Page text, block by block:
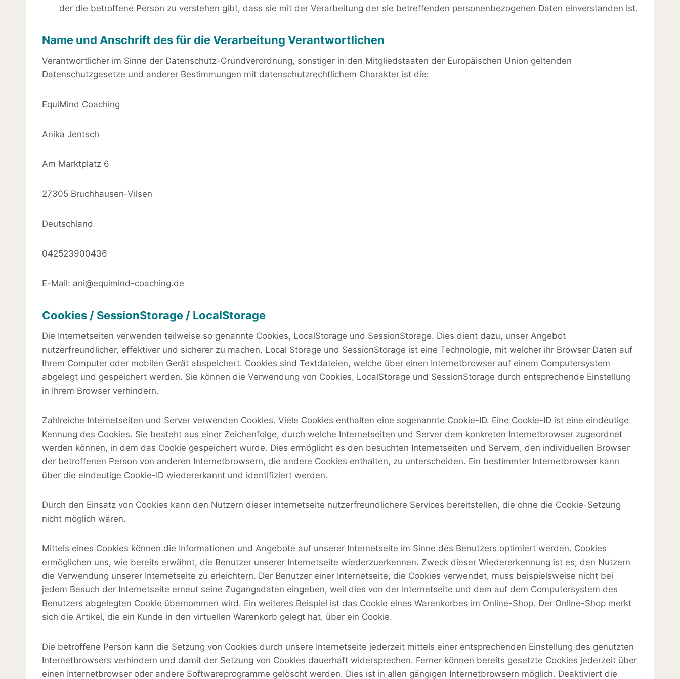
der die betroffene Person zu verstehen gibt, dass sie mit der Verarbeitung der sie betreffenden personenbezogenen Daten einverstanden ist.
Name und Anschrift des für die Verarbeitung Verantwortlichen
Verantwortlicher im Sinne der Datenschutz-Grundverordnung, sonstiger in den Mitgliedstaaten der Europäischen Union geltenden
Datenschutzgesetze und anderer Bestimmungen mit datenschutzrechtlichem Charakter ist die:
EquiMind Coaching
Anika Jentsch
Am Marktplatz 6
27305 Bruchhausen-Vilsen
Deutschland
042523900436
E-Mail: ani@equimind-coaching.de
Cookies / SessionStorage / LocalStorage
Die Internetseiten verwenden teilweise so genannte Cookies, LocalStorage und SessionStorage. Dies dient dazu, unser Angebot
nutzerfreundlicher, effektiver und sicherer zu machen. Local Storage und SessionStorage ist eine Technologie, mit welcher ihr Browser Daten auf
Ihrem Computer oder mobilen Gerät abspeichert. Cookies sind Textdateien, welche über einen Internetbrowser auf einem Computersystem
abgelegt und gespeichert werden. Sie können die Verwendung von Cookies, LocalStorage und SessionStorage durch entsprechende Einstellung
in Ihrem Browser verhindern.
Zahlreiche Internetseiten und Server verwenden Cookies. Viele Cookies enthalten eine sogenannte Cookie-ID. Eine Cookie-ID ist eine eindeutige
Kennung des Cookies. Sie besteht aus einer Zeichenfolge, durch welche Internetseiten und Server dem konkreten Internetbrowser zugeordnet
werden können, in dem das Cookie gespeichert wurde. Dies ermöglicht es den besuchten Internetseiten und Servern, den individuellen Browser
der betroffenen Person von anderen Internetbrowsern, die andere Cookies enthalten, zu unterscheiden. Ein bestimmter Internetbrowser kann
über die eindeutige Cookie-ID wiedererkannt und identifiziert werden.
Durch den Einsatz von Cookies kann den Nutzern dieser Internetseite nutzerfreundlichere Services bereitstellen, die ohne die Cookie-Setzung
nicht möglich wären.
Mittels eines Cookies können die Informationen und Angebote auf unserer Internetseite im Sinne des Benutzers optimiert werden. Cookies
ermöglichen uns, wie bereits erwähnt, die Benutzer unserer Internetseite wiederzuerkennen. Zweck dieser Wiedererkennung ist es, den Nutzern
die Verwendung unserer Internetseite zu erleichtern. Der Benutzer einer Internetseite, die Cookies verwendet, muss beispielsweise nicht bei
jedem Besuch der Internetseite erneut seine Zugangsdaten eingeben, weil dies von der Internetseite und dem auf dem Computersystem des
Benutzers abgelegten Cookie übernommen wird. Ein weiteres Beispiel ist das Cookie eines Warenkorbes im Online-Shop. Der Online-Shop merkt
sich die Artikel, die ein Kunde in den virtuellen Warenkorb gelegt hat, über ein Cookie.
Die betroffene Person kann die Setzung von Cookies durch unsere Internetseite jederzeit mittels einer entsprechenden Einstellung des genutzten
Internetbrowsers verhindern und damit der Setzung von Cookies dauerhaft widersprechen. Ferner können bereits gesetzte Cookies jederzeit über
einen Internetbrowser oder andere Softwareprogramme gelöscht werden. Dies ist in allen gängigen Internetbrowsern möglich. Deaktiviert die